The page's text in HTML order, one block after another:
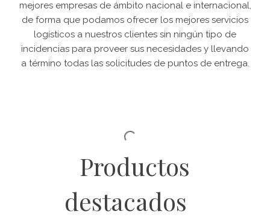
mejores empresas de ámbito nacional e internacional,
de forma que podamos ofrecer los mejores servicios
logísticos a nuestros clientes sin ningún tipo de
incidencias para proveer sus necesidades y llevando
a término todas las solicitudes de puntos de entrega.
Productos
destacados